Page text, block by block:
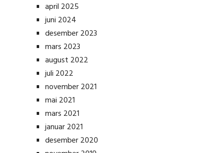
april 2025
juni 2024
desember 2023
mars 2023
august 2022
juli 2022
november 2021
mai 2021
mars 2021
januar 2021
desember 2020